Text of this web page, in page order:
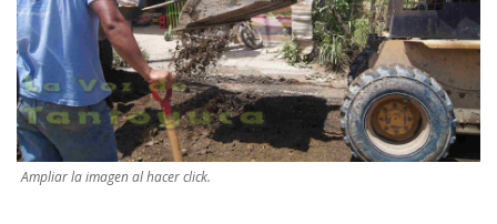
Ampliar la imagen al hacer click.